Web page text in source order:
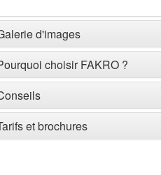
d'images
choisir FAKRO ?
et brochures